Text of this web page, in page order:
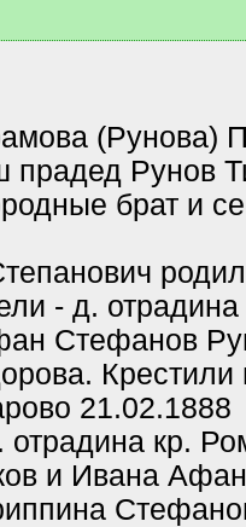
(Рунова)
прадед Рунов
брат и
- д. отрадина
Стефанов
Крестили
21.02.1888
отрадина кр.
и Ивана